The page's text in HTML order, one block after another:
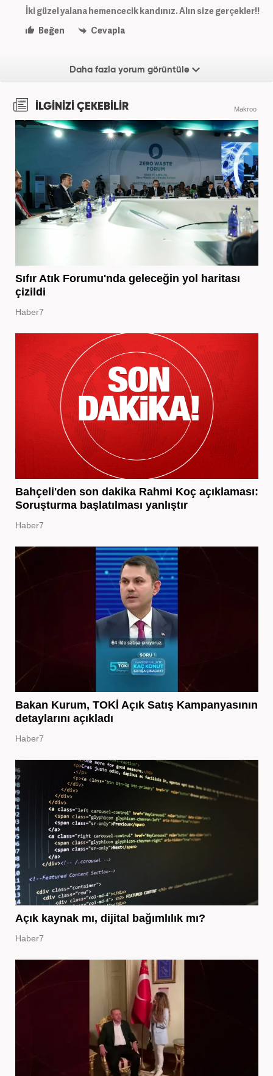
İki güzel yalana hemencecik kandınız. Alın size gerçekler!!
Beğen
Cevapla
Daha fazla yorum görüntüle
İLGİNİZİ ÇEKEBİLİR Makroo
Sıfır Atık Forumu'nda geleceğin yol haritası
çizildi
Haber7
Bahçeli'den son dakika Rahmi Koç açıklaması:
Soruşturma başlatılması yanlıştır
Haber7
Bakan Kurum, TOKİ Açık Satış Kampanyasının
detaylarını açıkladı
Haber7
Açık kaynak mı, dijital bağımlılık mı?
Haber7